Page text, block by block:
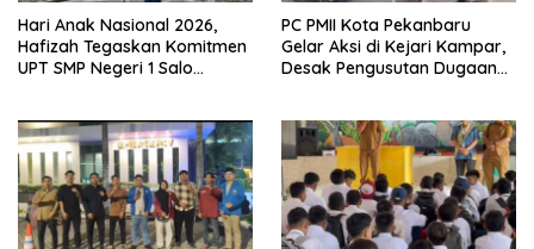
Hari Anak Nasional 2026,
Hafizah Tegaskan Komitmen
UPT SMP Negeri 1 Salo
PC PMII Kota Pekanbaru
Gelar Aksi di Kejari Kampar,
Desak Pengusutan Dugaan